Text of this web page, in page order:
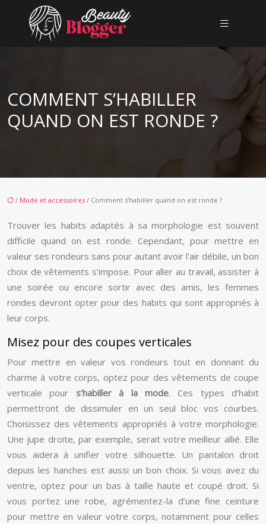
COMMENT S’HABILLER
QUAND ON EST RONDE ?
/ Mode et accessoires / Comment s’habiller quand on est ronde ?
Trouver les habits adaptés à sa morphologie est souvent
difficile quand on est ronde. Cependant, pour mettre en
valeur ses rondeurs sans pour autant avoir l’air débile, un bon
choix de vêtements s’impose. Pour aller au travail, assister à
une soirée ou encore sortir avec des amis, les femmes
rondes devront opter pour des habits qui sont appropriés à
leur corps.
Misez pour des coupes verticales
Pour mettre en valeur vos rondeurs tout en donnant du
charme à votre corps, optez pour des vêtements de coupe
verticale pour s’habiller à la mode. Ces types d’habit
permettront de dissimuler en un seul bloc vos courbes.
Choisissez des vêtements appropriés à votre morphologie.
Une jupe droite, par exemple, serait votre meilleur allié. Elle
vous aidera à unifier votre silhouette. Un pantalon droit
depuis les hanches est aussi un bon choix. Si vous avez du
ventre, optez pour un bas à taille haute et coupé droit. Si
vous portez une robe, agrémentez-la d’une fine ceinture
pour mettre en valeur votre corps, notamment pour celles